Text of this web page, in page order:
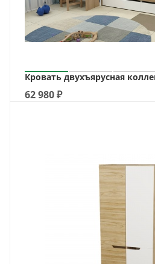
Кровать двухъярусная
62 980₽